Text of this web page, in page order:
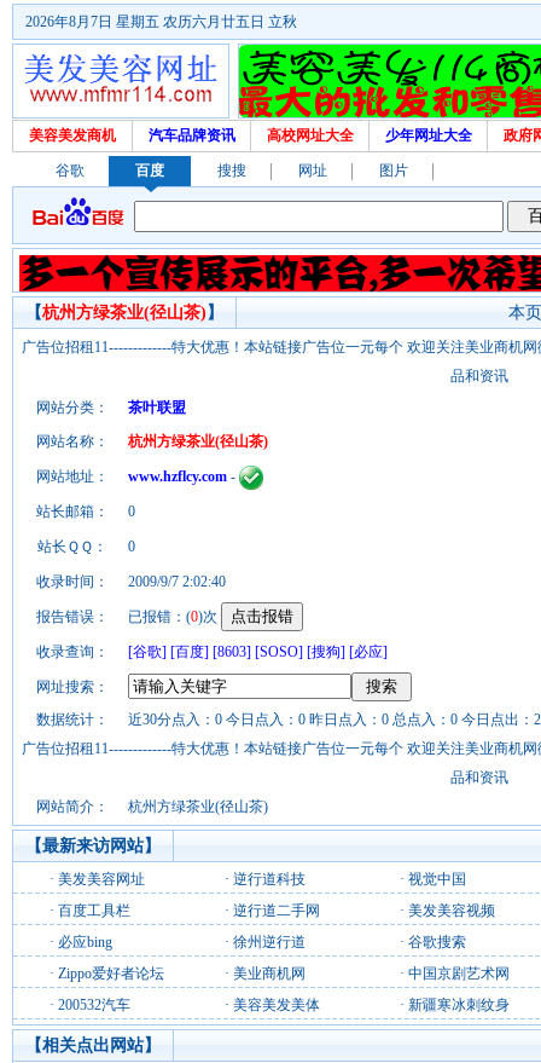
2026年8月7日 星期五 农历六月廿五日 立秋
美容美发商机 汽车品牌资讯 高校网址大全 少年网址大全 政府
谷歌 百度 搜搜 网址 图片
本
【杭州方绿茶业(径山茶) 】
广告位招租11-------------特大优惠！本站链接广告位一元每个 欢迎关注美业商机
品和资讯
网站分类：
茶叶联盟
网站名称：
杭州方绿茶业(径山茶)
网站地址： www.hzflcy.com -
站长邮箱： 0
站长ＱＱ： 0
收录时间： 2009/9/7 2:02:40
报告错误： 已报错：(0)次
收录查询： [谷歌] [百度] [8603] [SOSO] [搜狗] [必应]
网址搜索：
数据统计：
近30分点入：0 今日点入：0 昨日点入：0 总点入：0 今日点出：
广告位招租11-------------特大优惠！本站链接广告位一元每个 欢迎关注美业商机
品和资讯
网站简介：
杭州方绿茶业(径山茶)
【最新来访网站】
· 美发美容网址 · 逆行道科技 · 视觉中国
· 百度工具栏 · 逆行道二手网 · 美发美容视频
· 必应bing · 徐州逆行道 · 谷歌搜索
· Zippo爱好者论坛 · 美业商机网 · 中国京剧艺术网
· 200532汽车 · 美容美发美体 · 新疆寒冰刺纹身
【相关点出网站】